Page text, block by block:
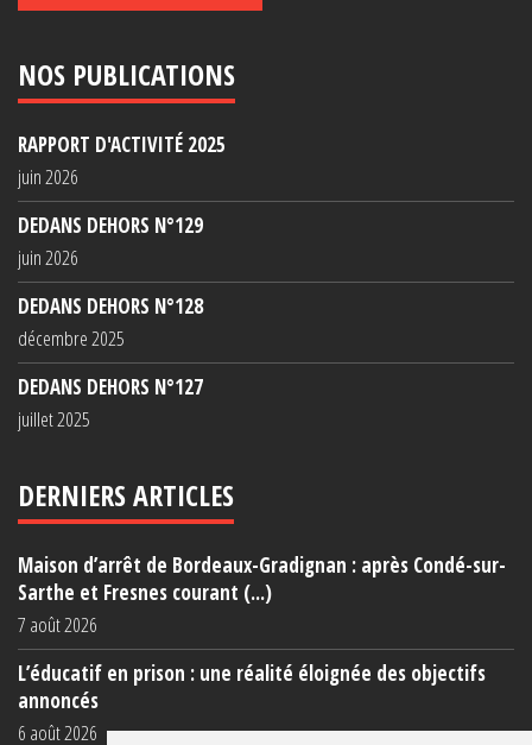
NOS PUBLICATIONS
RAPPORT D'ACTIVITÉ 2025
juin 2026
DEDANS DEHORS N°129
juin 2026
DEDANS DEHORS N°128
décembre 2025
DEDANS DEHORS N°127
juillet 2025
DERNIERS ARTICLES
Maison d’arrêt de Bordeaux-Gradignan : après Condé-sur-
Sarthe et Fresnes courant (...)
7 août 2026
L’éducatif en prison : une réalité éloignée des objectifs
annoncés
6 août 2026